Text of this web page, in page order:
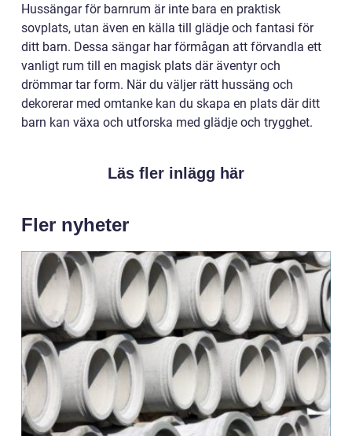
Hussängar för barnrum är inte bara en praktisk
sovplats, utan även en källa till glädje och fantasi för
ditt barn. Dessa sängar har förmågan att förvandla ett
vanligt rum till en magisk plats där äventyr och
drömmar tar form. När du väljer rätt hussäng och
dekorerar med omtanke kan du skapa en plats där ditt
barn kan växa och utforska med glädje och trygghet.
Läs fler inlägg här
Fler nyheter